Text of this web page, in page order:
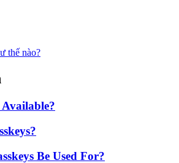
thế nào?
Available?
Be Used For?